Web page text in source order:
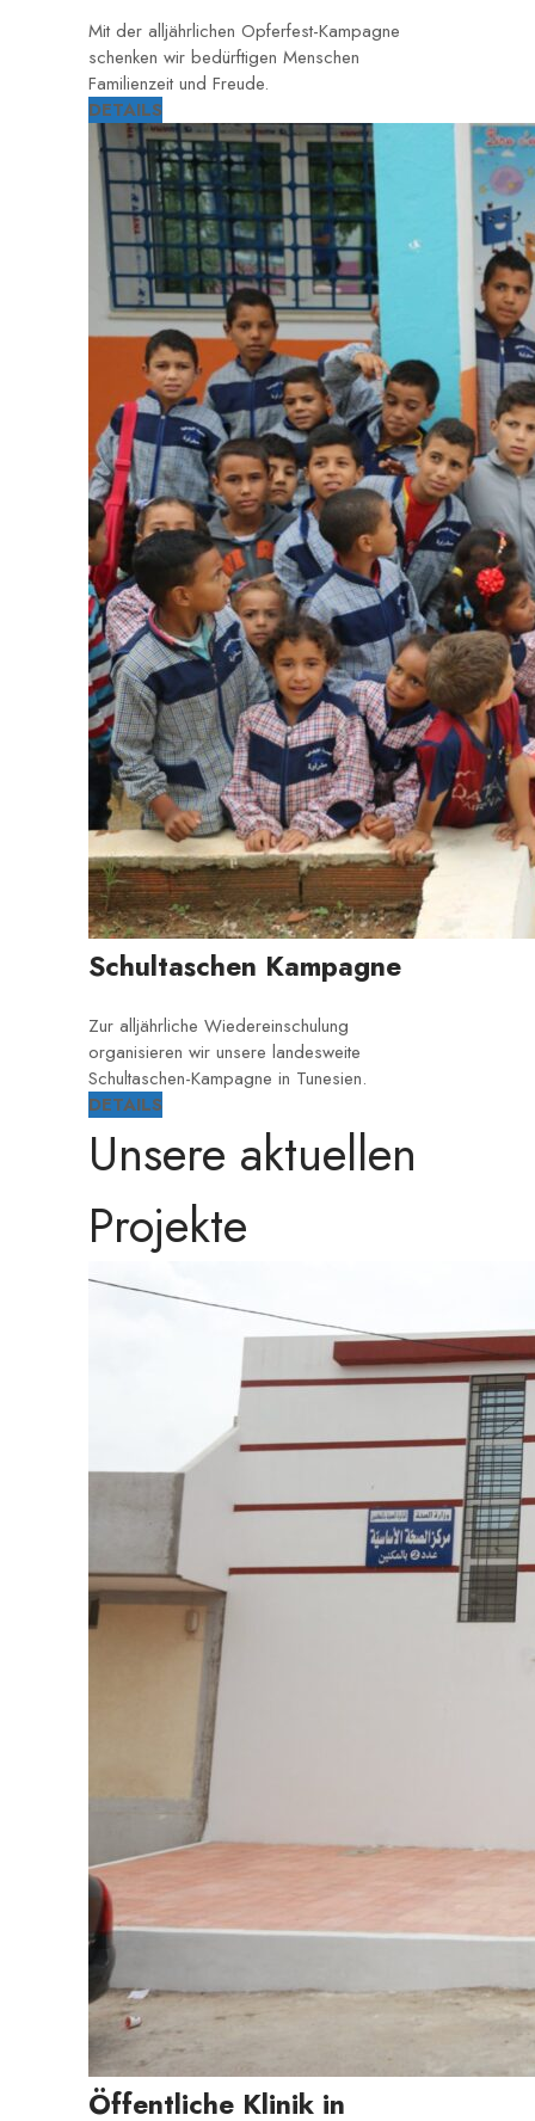
Mit der alljährlichen Opferfest-Kampagne
schenken wir bedürftigen Menschen
Familienzeit und Freude.
DETAILS
Schultaschen Kampagne
Zur alljährliche Wiedereinschulung
organisieren wir unsere landesweite
Schultaschen-Kampagne in Tunesien.
DETAILS
Unsere aktuellen
Projekte
Öffentliche Klinik in